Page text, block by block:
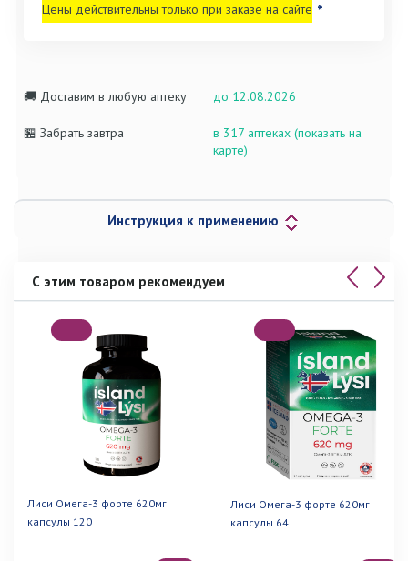
Цены действительны только при заказе на сайте *
🚚 Доставим в любую аптеку до 12.08.2026
🏪 Забрать завтра
в 317 аптеках (показать на
карте)
Инструкция к применению
С этим товаром рекомендуем
Лиси Омега-3 форте 620мг
капсулы 120
Лиси Омега-3 форте 620мг
капсулы 64